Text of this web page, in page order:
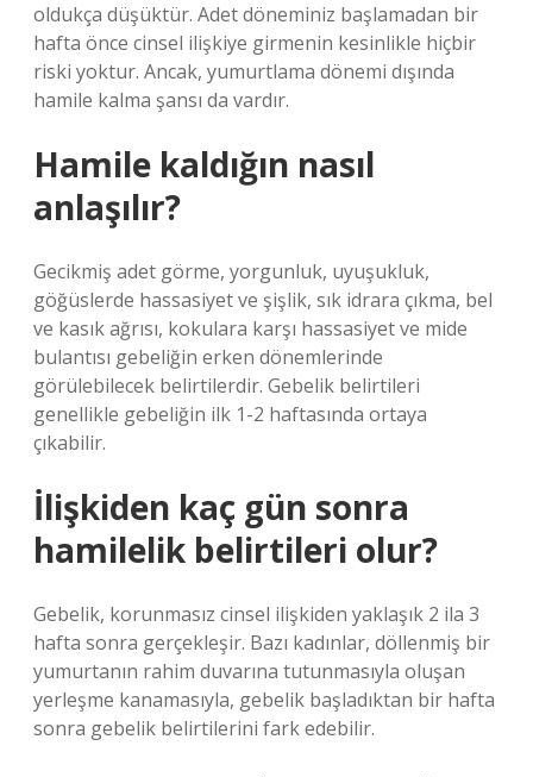
oldukça düşüktür. Adet döneminiz başlamadan bir
hafta önce cinsel ilişkiye girmenin kesinlikle hiçbir
riski yoktur. Ancak, yumurtlama dönemi dışında
hamile kalma şansı da vardır.
Hamile kaldığın nasıl
anlaşılır?
Gecikmiş adet görme, yorgunluk, uyuşukluk,
göğüslerde hassasiyet ve şişlik, sık idrara çıkma, bel
ve kasık ağrısı, kokulara karşı hassasiyet ve mide
bulantısı gebeliğin erken dönemlerinde
görülebilecek belirtilerdir. Gebelik belirtileri
genellikle gebeliğin ilk 1-2 haftasında ortaya
çıkabilir.
İlişkiden kaç gün sonra
hamilelik belirtileri olur?
Gebelik, korunmasız cinsel ilişkiden yaklaşık 2 ila 3
hafta sonra gerçekleşir. Bazı kadınlar, döllenmiş bir
yumurtanın rahim duvarına tutunmasıyla oluşan
yerleşme kanamasıyla, gebelik başladıktan bir hafta
sonra gebelik belirtilerini fark edebilir.